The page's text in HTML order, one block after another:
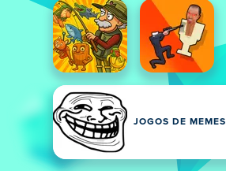
JOGOS DE MEMES